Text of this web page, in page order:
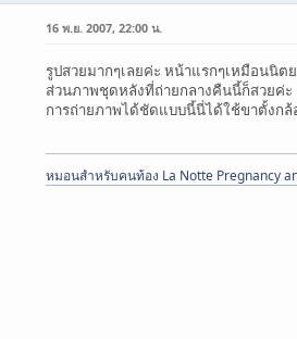
16 พ.ย. 2007, 22:00 น.
รูปสวยมากๆเลยค่ะ หน้าแรกๆเหมือนนิต
ส่วนภาพชุดหลังที่ถ่ายกลางคืนนี้ก็สวยค่
การถ่ายภาพได้ชัดแบบนี้นี่ได้ใช้ขาตั้งกล้
หมอนสำหรับคนท้อง La Notte Pregnancy